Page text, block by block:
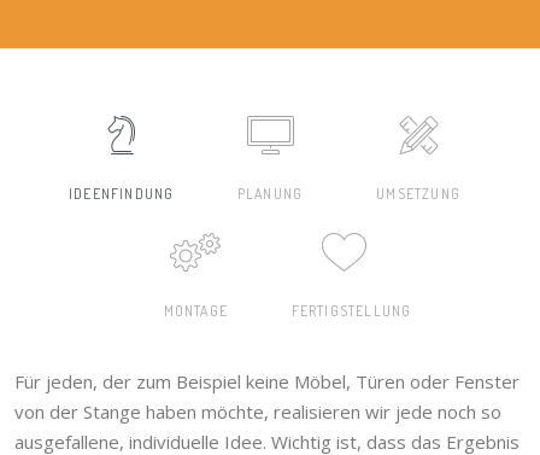
IDEENFINDUNG PLANUNG UMSETZUNG
MONTAGE FERTIGSTELLUNG
Für jeden, der zum Beispiel keine Möbel, Türen oder Fenster
von der Stange haben möchte, realisieren wir jede noch so
ausgefallene, individuelle Idee. Wichtig ist, dass das Ergebnis